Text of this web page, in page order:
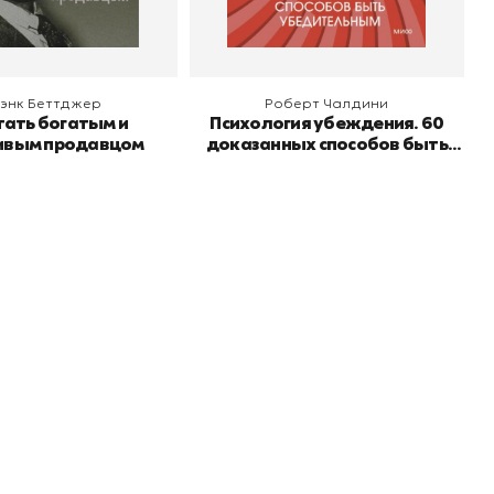
Беттджер
богатым и
продавцом
Роберт Чалдини
Психология убеждения. 60
доказанных способов быть